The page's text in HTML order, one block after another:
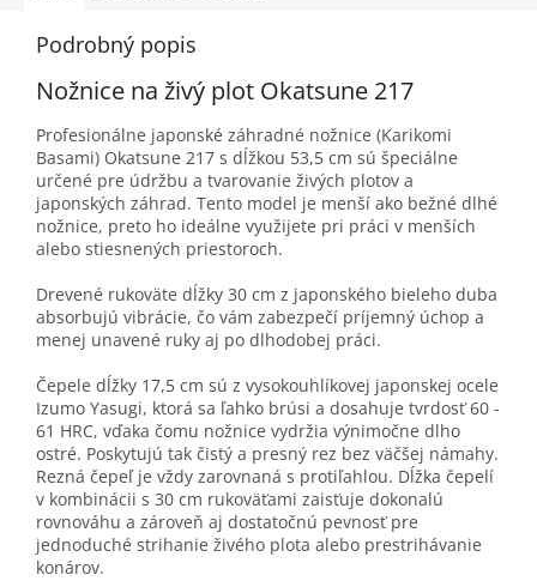
Podrobný popis
Nožnice na živý plot Okatsune 217
Profesionálne japonské záhradné nožnice (Karikomi
Basami) Okatsune 217 s dĺžkou 53,5 cm sú špeciálne
určené pre údržbu a tvarovanie živých plotov a
japonských záhrad. Tento model je menší ako bežné dlhé
nožnice, preto ho ideálne využijete pri práci v menších
alebo stiesnených priestoroch.
Drevené rukoväte dĺžky 30 cm z japonského bieleho duba
absorbujú vibrácie, čo vám zabezpečí príjemný úchop a
menej unavené ruky aj po dlhodobej práci.
Čepele dĺžky 17,5 cm sú z vysokouhlíkovej japonskej ocele
Izumo Yasugi, ktorá sa ľahko brúsi a dosahuje tvrdosť 60 -
61 HRC, vďaka čomu nožnice vydržia výnimočne dlho
ostré. Poskytujú tak čistý a presný rez bez väčšej námahy.
Rezná čepeľ je vždy zarovnaná s protiľahlou. Dĺžka čepelí
v kombinácii s 30 cm rukoväťami zaisťuje dokonalú
rovnováhu a zároveň aj dostatočnú pevnosť pre
jednoduché strihanie živého plota alebo prestrihávanie
konárov.